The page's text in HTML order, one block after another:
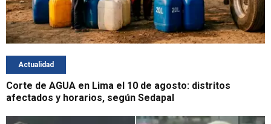
Actualidad
Corte de AGUA en Lima el 10 de agosto: distritos
afectados y horarios, según Sedapal